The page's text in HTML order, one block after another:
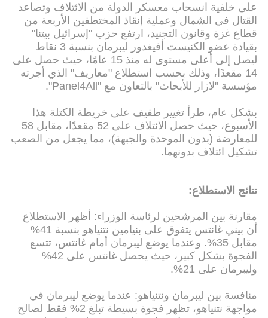
على خلفية انسحاب معسكر الدولة من الائتلاف وتصاعد
القتال في الشمال وعملية إنقاذ المختطفين الأربعة من
قطاع غزة وقانون التجنيد، ارتفع حزب "إسرائيل بيتنا"
بقيادة عضو الكنيست أفيغدور ليبرمان بنسبة 3 نقاط
ليصل إلى أعلى مستوى له منذ 15 عامًا، حيث حصل على
14 مقعدًا، وذلك بحسب استطلاع "معاريف" الذي أجرته
مؤسسة "لازار للأبحاث" بالتعاون مع "Panel4All".
بشكل عام، طرأ تغيير طفيف على خريطة الكتلة هذا
الأسبوع، حيث حصل الائتلاف على 52 مقعدًا، مقابل 58
للمعارضة (بدون الموحدة والجبهة)، مما يجعل من الصعب
تشكيل ائتلاف بدونهما.
نتائج الاستطلاع:
مقارنة بين المرشحين لرئاسة الوزراء: أظهر الاستطلاع
أن بيني غانتس يتفوق على بنيامين نتنياهو بنسبة 41%
مقابل 35%. وعندما يوضع ليبرمان أمام غانتس، تتسع
الفجوة بشكل كبير، حيث يحصل غانتس على 42%
وليبرمان على 21%.
منافسة بين ليبرمان ونتنياهو: عندما يوضع ليبرمان في
مواجهة نتنياهو، تظهر فجوة بسيطة تبلغ 2% فقط لصالح